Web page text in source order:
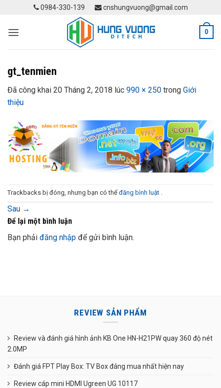
content
0984-330-139 cnshungvuong@gmail.com
0
gt_tenmien
Đã công khai 20 Tháng 2, 2018 lúc 990 × 250 trong Giới
thiệu
Trackbacks bị đóng, nhưng bạn có thể đăng bình luật .
Sau →
Để lại một bình luận
Bạn phải đăng nhập để gửi bình luận.
REVIEW SẢN PHẨM
Review và đánh giá hình ảnh KB One HN-H21PW quay 360 độ nét
2.0MP
Đánh giá FPT Play Box: TV Box đáng mua nhất hiện nay
Review cáp mini HDMI Ugreen UG 10117